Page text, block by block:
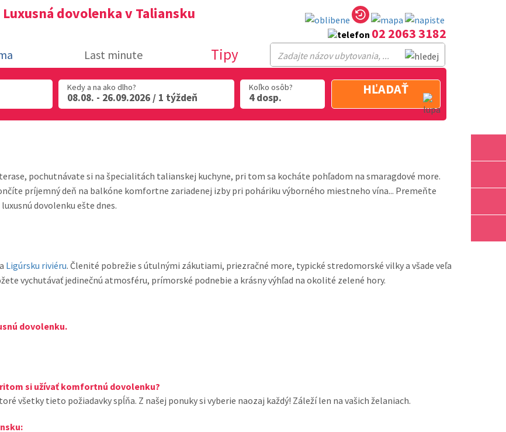
Luxusná dovolenka v Taliansku
02 2063 3182
Po-Pia: 9.00 - 16.00
Last minute Tipy
Kedy a na ako dlho?
08.08. - 26.09.2026 / 1 týždeň
Koľko osôb?
4 dosp.
HĽADAŤ
pochutnávate si na špecialitách talianskej kuchyne, pri tom sa kocháte pohľadom na smaragdové more.
príjemný deň na balkóne komfortne zariadenej izby pri poháriku výborného miestneho vína... Premeňte
dovolenku ešte dnes.
Ligúrsku riviéru. Členité pobrežie s útulnými zákutiami, priezračné more, typické stredomorské vilky a všade veľa
vychutávať jedinečnú atmosféru, prímorské podnebie a krásny výhľad na okolité zelené hory.
dovolenku.
si užívať komfortnú dovolenku?
všetky tieto požiadavky spĺňa. Z našej ponuky si vyberie naozaj každý! Záleží len na vašich želaniach.